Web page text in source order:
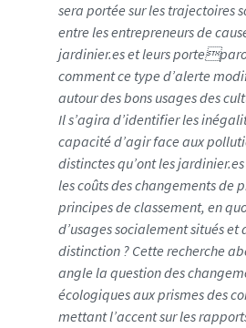
sera portée sur les trajectoires
entre les entrepreneurs de
jardinier.es et leurs
comment ce type d’alerte
autour des bons usages des
Il s’agira d’identifier les
capacité d’agir face aux
distinctes qu’ont les
les coûts des changements de
principes de classement, en
d’usages socialement situés et
distinction ? Cette recherche
angle la question des
écologiques aux prismes des
mettant l’accent sur les